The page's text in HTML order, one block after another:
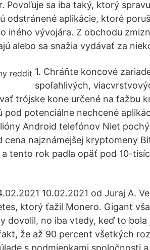
Povoľuje sa iba taký, ktorý
odstránené aplikácie, ktoré
iného vývojára. Z obchodu
alebo sa snažia vydávať za
1. Chráňte koncové
spoľahlivých,
trójske kone určené na ťažbu
potenciálne nechcené
Android telefónov Niet
najznámejšej kryptomeny
tento rok padla opäť pod 10-
10.02.2021 od Juraj A.
ktorý ťažil Monero. Gigant
dovolil, no iba vtedy, keď to bola
že až 90 percent všetkých
s podmienkami spoločnosti